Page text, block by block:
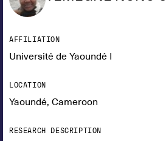
AFFILIATION
Université de Yaoundé I
LOCATION
Yaoundé, Cameroon
RESEARCH DESCRIPTION